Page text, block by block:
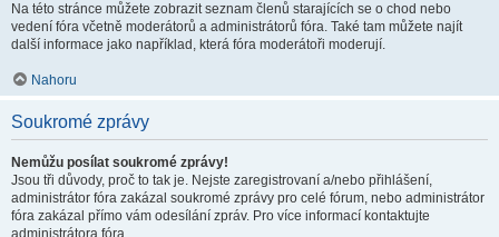
Na této stránce můžete zobrazit seznam členů starajících se o chod nebo
vedení fóra včetně moderátorů a administrátorů fóra. Také tam můžete najít
další informace jako například, která fóra moderátoři moderují.
Nahoru
Soukromé zprávy
Nemůžu posílat soukromé zprávy!
Jsou tři důvody, proč to tak je. Nejste zaregistrovaní a/nebo přihlášení,
administrátor fóra zakázal soukromé zprávy pro celé fórum, nebo administrátor
fóra zakázal přímo vám odesílání zpráv. Pro více informací kontaktujte
administrátora fóra.